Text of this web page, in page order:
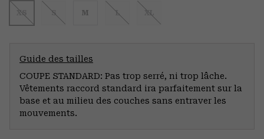
XS S M L XL
Guide des tailles
COUPE STANDARD: Pas trop serré, ni trop lâche.
Vêtements raccord standard ira parfaitement sur la
base et au milieu des couches sans entraver les
mouvements.